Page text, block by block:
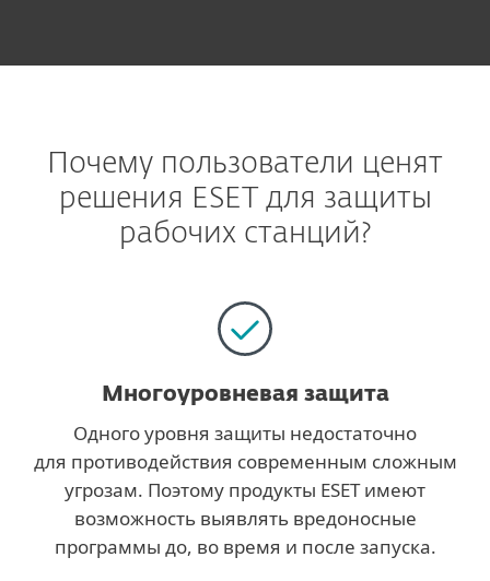
Почему пользователи ценят
решения ESET для защиты
рабочих станций?
Многоуровневая защита
Одного уровня защиты недостаточно
для противодействия современным сложным
угрозам. Поэтому продукты ESET имеют
возможность выявлять вредоносные
программы до, во время и после запуска.